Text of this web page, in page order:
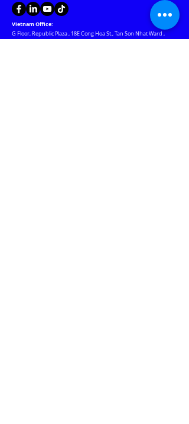
Vietnam Office:
G Floor, Republic Plaza, 18E Cong Hoa St., Tan Son Nhat Ward,